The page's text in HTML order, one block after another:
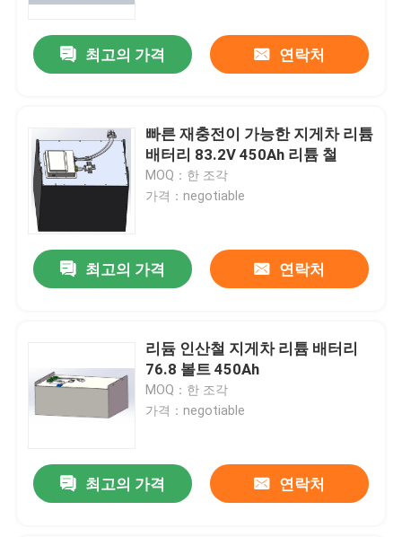
최고의 가격 연락처
빠른 재충전이 가능한 지게차 리튬
배터리 83.2V 450Ah 리튬 철
MOQ：한 조각
가격：negotiable
최고의 가격 연락처
리듐 인산철 지게차 리튬 배터리
76.8 볼트 450Ah
MOQ：한 조각
가격：negotiable
최고의 가격 연락처